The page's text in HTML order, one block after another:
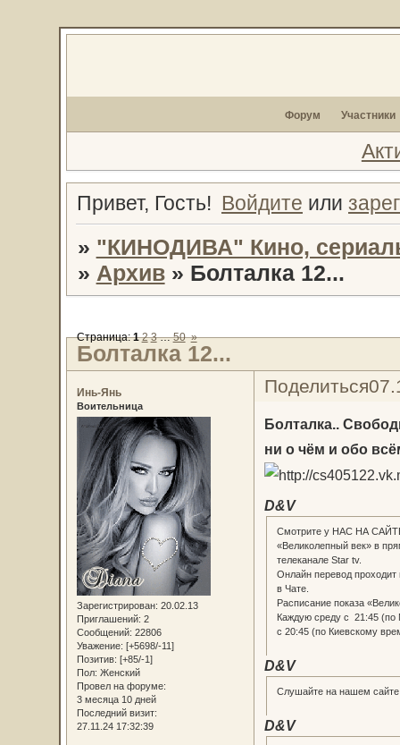
Форум Участники
Привет, Гость! Войдите или
» "КИНОДИВА" Кино,
» Архив » Болталка 12...
Болталка 12...
Страница:1 2 3 … 50 »
Поделиться
Инь-Янь
Воительница
Зарегистрирован: 20.02.13
Приглашений: 2
Сообщений: 22806
Уважение: [+5698/-11]
Позитив: [+85/-1]
Пол: Женский
Провел на форуме:
3 месяца 10 дней
Последний визит:
27.11.24 17:32:39
Болталка..
ни о чём и обо
D&V
Смотрите у НАС НА
«Великолепный век» в
телеканале Star tv.
Онлайн перевод
в Чате.
Расписание показа
Каждую среду с 21:45 (по
с 20:45 (по Киевскому
D&V
Слушайте на нашем
D&V